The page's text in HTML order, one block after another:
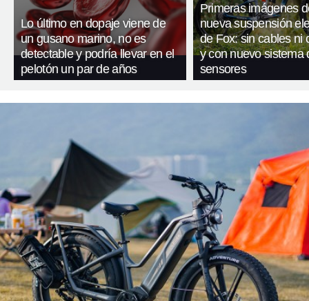
Lo último en dopaje viene de
un gusano marino, no es
detectable y podría llevar en el
pelotón un par de años
Primeras imágenes
nueva suspensión
de Fox: sin cables ni
y con nuevo sistema
sensores